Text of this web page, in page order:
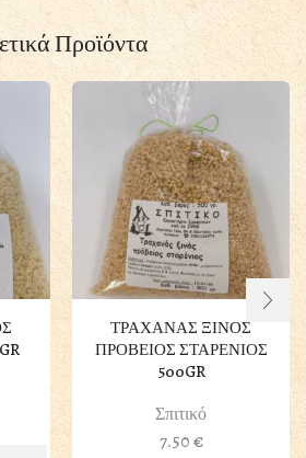
Προϊόντα
ΤΡΑΧΑΝΑΣ ΞΙΝΟΣ
ΠΡΟΒΕΙΟΣ ΣΤΑΡΕΝΙΟΣ
500GR
Σπιτικό
7.50€